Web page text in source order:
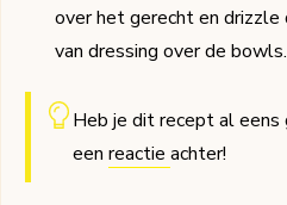
over het gerecht en
van dressing over de bowls.
Heb je dit recept al eens
een reactie achter!